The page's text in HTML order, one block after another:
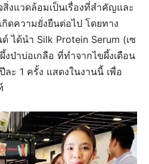
สิ่งแวดล้อมเป็นเรื่องที่สำคัญและ
กิดความยั่งยืนต่อไป โดยทาง
ได้นำ Silk Protein Serum (เซ
ป่าบ่อเกลือ ที่ทำจากไขผึ้งเดือน
ละ 1 ครั้ง แสดงในงานนี้ เพื่อ